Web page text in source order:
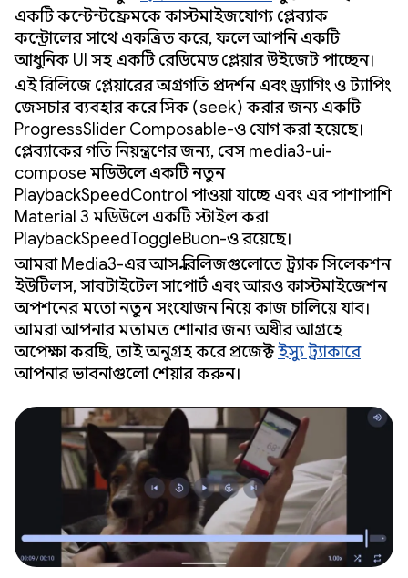
একটি কন্টেন্টফ্রেমকে কাস্টমাইজযোগ্য প্লেব্যাক
কন্ট্রোলের সাথে একত্রিত করে, ফলে আপনি একটি
আধুনিক UI সহ একটি রেডিমেড প্লেয়ার উইজেট পাচ্ছেন।
এই রিলিজে প্লেয়ারের অগ্রগতি প্রদর্শন এবং ড্র্যাগিং ও ট্যাপিং
জেসচার ব্যবহার করে সিক (seek) করার জন্য একটি
ProgressSlider Composable-ও যোগ করা হয়েছে।
প্লেব্যাকের গতি নিয়ন্ত্রণের জন্য, বেস media3-ui-
compose মডিউলে একটি নতুন
PlaybackSpeedControl পাওয়া যাচ্ছে এবং এর পাশাপাশি
Material 3 মডিউলে একটি স্টাইল করা
PlaybackSpeedToggleButton-ও রয়েছে।
আমরা Media3-এর আসন্ন রিলিজগুলোতে ট্র্যাক সিলেকশন
ইউটিলস, সাবটাইটেল সাপোর্ট এবং আরও কাস্টমাইজেশন
অপশনের মতো নতুন সংযোজন নিয়ে কাজ চালিয়ে যাব।
আমরা আপনার মতামত শোনার জন্য অধীর আগ্রহে
অপেক্ষা করছি, তাই অনুগ্রহ করে প্রজেক্টইস্যু ট্র্যাকারে
আপনার ভাবনাগুলো শেয়ার করুন।